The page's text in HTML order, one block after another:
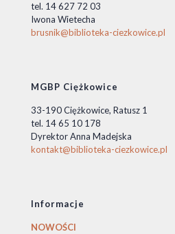
tel. 14 627 72 03
Iwona Wietecha
brusnik@biblioteka-ciezkowice.pl
MGBP Ciężkowice
33-190 Ciężkowice, Ratusz 1
tel. 14 65 10 178
Dyrektor Anna Madejska
kontakt@biblioteka-ciezkowice.pl
Informacje
NOWOŚCI